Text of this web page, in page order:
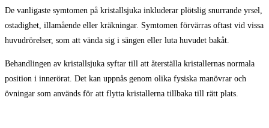
De vanligaste symtomen på kristallsjuka inkluderar plötslig snurrande yrsel,
ostadighet, illamående eller kräkningar. Symtomen förvärras oftast vid vissa
huvudrörelser, som att vända sig i sängen eller luta huvudet bakåt.
Behandlingen av kristallsjuka syftar till att återställa kristallernas normala
position i innerörat. Det kan uppnås genom olika fysiska manövrar och
övningar som används för att flytta kristallerna tillbaka till rätt plats.